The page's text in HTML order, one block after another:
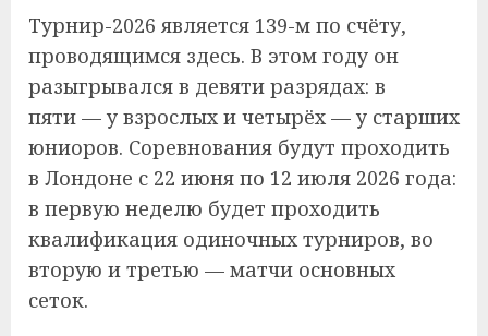
Турнир-2026 является 139-м по счёту,
проводящимся здесь. В этом году он
разыгрывался в девяти разрядах: в
пяти — у взрослых и четырёх — у старших
юниоров. Соревнования будут проходить
в Лондоне с 22 июня по 12 июля 2026 года:
в первую неделю будет проходить
квалификация одиночных турниров, во
вторую и третью — матчи основных
сеток.